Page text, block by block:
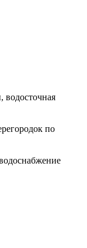
водосточная
по